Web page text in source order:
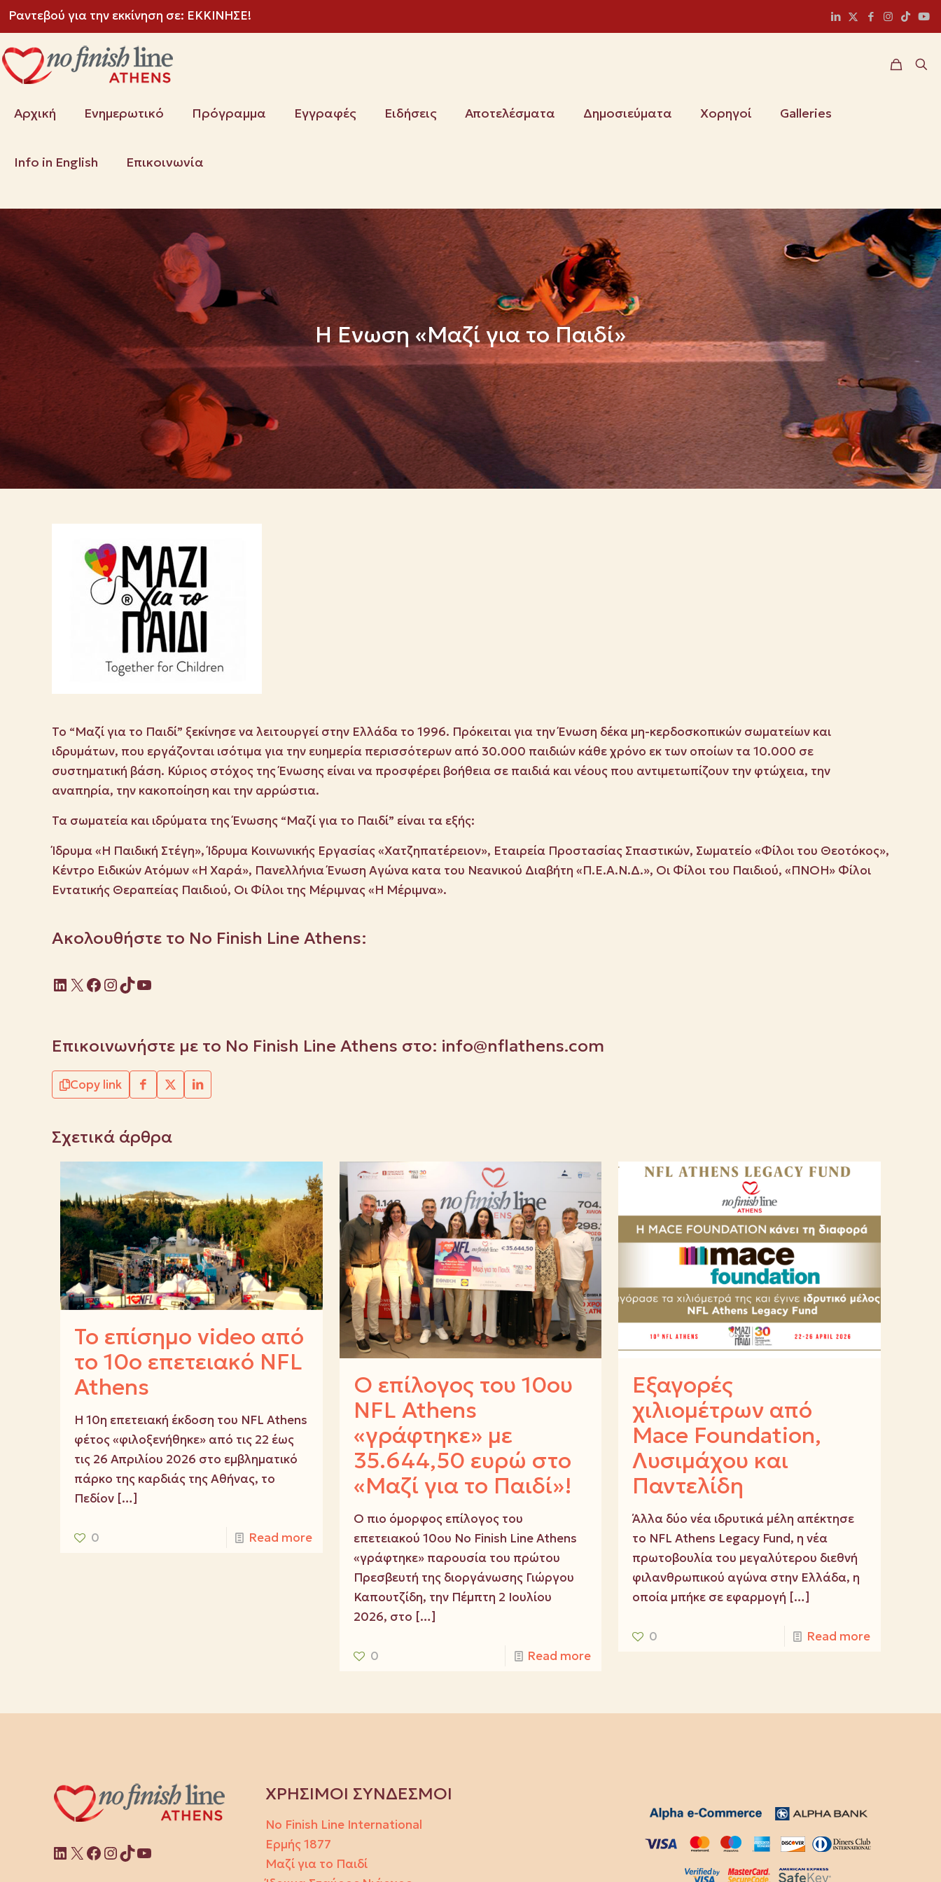
Ραντεβού για την εκκίνηση σε: ΕΚΚΙΝΗΣΕ!
Αρχική Ενημερωτικό Πρόγραμμα Εγγραφές Ειδήσεις Αποτελέσματα Δημοσιεύματα Χορηγοί Galleries
Info in English Επικοινωνία
H Eνωση «Mαζί για το Παιδί»
Το “Μαζί για το Παιδί” ξεκίνησε να λειτουργεί στην Ελλάδα το 1996. Πρόκειται για την Ένωση δέκα μη-κερδοσκοπικών σωματείων και
ιδρυμάτων, που εργάζονται ισότιμα για την ευημερία περισσότερων από 30.000 παιδιών κάθε χρόνο εκ των οποίων τα 10.000 σε
συστηματική βάση. Κύριος στόχος της Ένωσης είναι να προσφέρει βοήθεια σε παιδιά και νέους που αντιμετωπίζουν την φτώχεια, την
αναπηρία, την κακοποίηση και την αρρώστια.
Τα σωματεία και ιδρύματα της Ένωσης “Μαζί για το Παιδί” είναι τα εξής:
Ίδρυμα «Η Παιδική Στέγη», Ίδρυμα Κοινωνικής Εργασίας «Χατζηπατέρειον», Εταιρεία Προστασίας Σπαστικών, Σωματείο «Φίλοι του Θεοτόκος»,
Κέντρο Ειδικών Ατόμων «Η Χαρά», Πανελλήνια Ένωση Αγώνα κατα του Νεανικού Διαβήτη «Π.Ε.Α.Ν.Δ.», Οι Φίλοι του Παιδιού, «ΠΝΟΗ» Φίλοι
Εντατικής Θεραπείας Παιδιού, Οι Φίλοι της Μέριμνας «Η Μέριμνα».
Ακολουθήστε το No Finish Line Athens:
Linkedin
X Facebook
Instagram
TikTok
YouTube
Επικοινωνήστε με το No Finish Line Athens στο: info@nflathens.com
Copy link
Σχετικά άρθρα
Το επίσημο video από
το 10ο επετειακό NFL
Athens
Η 10η επετειακή έκδοση του NFL Athens
φέτος «φιλοξενήθηκε» από τις 22 έως
τις 26 Απριλίου 2026 στο εμβληματικό
πάρκο της καρδιάς της Αθήνας, το
Πεδίον[…]
0 Read more
Ο επίλογος του 10ου
NFL Athens
«γράφτηκε» με
35.644,50 ευρώ στο
«Μαζί για το Παιδί»!
Ο πιο όμορφος επίλογος του
επετειακού 10ου No Finish Line Athens
«γράφτηκε» παρουσία του πρώτου
Πρεσβευτή της διοργάνωσης Γιώργου
Καπουτζίδη, την Πέμπτη 2 Ιουλίου
2026, στο […]
0 Read more
Εξαγορές
χιλιομέτρων από
Mace Foundation,
Λυσιμάχου και
Παντελίδη
Άλλα δύο νέα ιδρυτικά μέλη απέκτησε
το NFL Athens Legacy Fund, η νέα
πρωτοβουλία του μεγαλύτερου διεθνή
φιλανθρωπικού αγώνα στην Ελλάδα, η
οποία μπήκε σε εφαρμογή […]
0 Read more
Linkedin
X Facebook
Instagram
TikTok
YouTube
ΧΡΗΣΙΜΟΙ ΣΥΝΔΕΣΜΟΙ
No Finish Line International
Ερμής 1877
Μαζί για το Παιδί